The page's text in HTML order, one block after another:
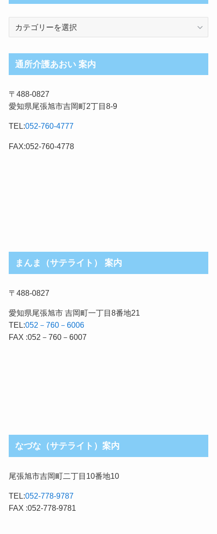
ロ
グ
事
カ
ゴ
リ
通所介護あおい 案内
〒488-0827
愛知県尾張旭市吉岡町2丁目8-9
TEL:052-760-4777
FAX:052-760-4778
まんま（サテライト） 案内
〒488-0827
愛知県尾張旭市 吉岡町一丁目8番地21
TEL:052－760－6006
FAX :052－760－6007
なづな（サテライト）案内
尾張旭市吉岡町二丁目10番地10
TEL:052-778-9787
FAX :052-778-9781